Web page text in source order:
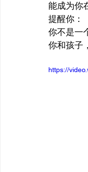
能成为你
提醒你：
你不是一
你和孩子
https://